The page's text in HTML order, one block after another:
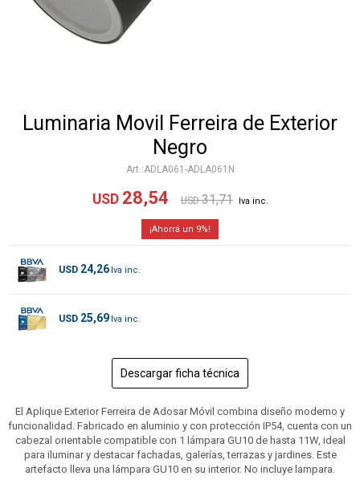
Luminaria Movil Ferreira de Exterior
Negro
ADLA061-ADLA061N
USD 28,54 USD 31,71
9
USD 24,26
USD 25,69
Descargar ficha técnica
El Aplique Exterior Ferreira de Adosar Móvil combina diseño moderno y
funcionalidad. Fabricado en aluminio y con protección IP54, cuenta con un
cabezal orientable compatible con 1 lámpara GU10 de hasta 11W, ideal
para iluminar y destacar fachadas, galerías, terrazas y jardines. Este
artefacto lleva una lámpara GU10 en su interior. No incluye lampara.